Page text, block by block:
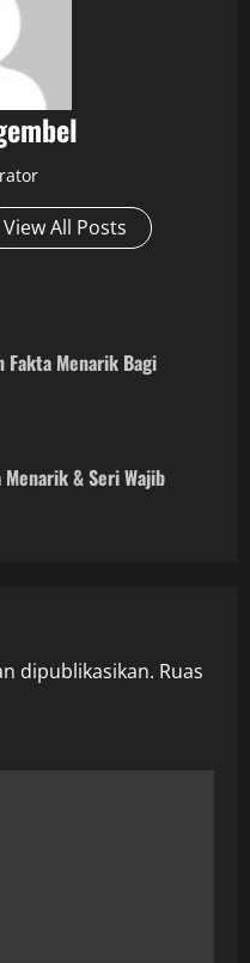
View All Posts
Fakta Menarik Bagi
& Seri Wajib
dipublikasikan. Ruas